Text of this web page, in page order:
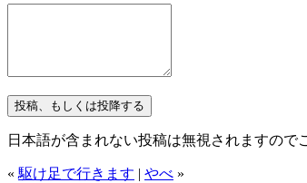
日本語が含まれない投稿は無視されますので
« 駆け足で行きます | やべ »